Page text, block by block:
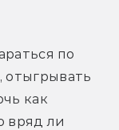
по
отыгрывать
как
вряд ли